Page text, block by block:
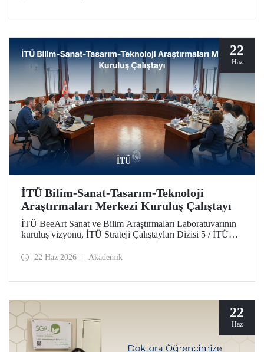
22
Haz
İTÜ Bilim-Sanat-Tasarım-Teknoloji
Araştırmaları Merkezi Kuruluş Çalıştayı
İTÜ BeeArt Sanat ve Bilim Araştırmaları Laboratuvarının
kuruluş vizyonu, İTÜ Strateji Çalıştayları Dizisi 5 / İTÜ
Kuruluş Çalıştayı’nda değerlendirildi.
22 Haz 2026 Akademik
22
Haz